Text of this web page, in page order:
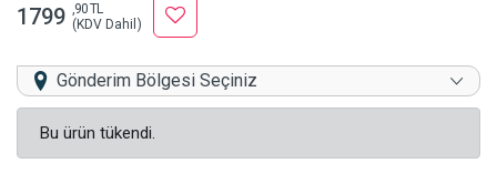
1799 ,90 TL
(KDV Dahil)
Gönderim Bölgesi Seçiniz
Bu ürün tükendi.